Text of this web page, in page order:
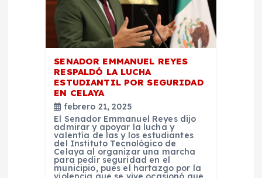
SENADOR EMMANUEL REYES
RESPALDÓ LA LUCHA
ESTUDIANTIL POR SEGURIDAD
EN CELAYA
febrero 21, 2025
El Senador Emmanuel Reyes dijo
admirar y apoyar la lucha y
valentía de las y los estudiantes
del Instituto Tecnológico de
Celaya al organizar una marcha
para pedir seguridad en el
municipio, pues el hartazgo por la